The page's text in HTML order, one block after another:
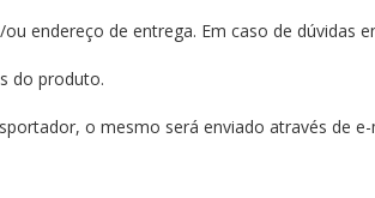
endereço de entrega. Em caso de dúvidas
do produto.
o mesmo será enviado através de